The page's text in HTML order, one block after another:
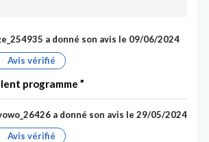
a donné son avis le 09/06/2024
Avis vérifié
programme
a donné son avis le 29/05/2024
Avis vérifié